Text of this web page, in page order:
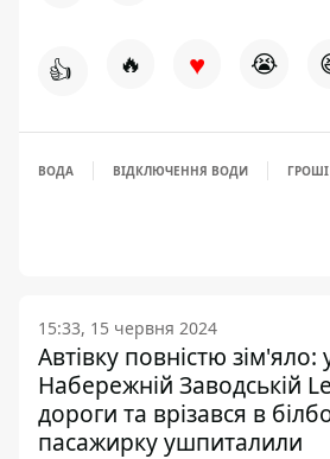
👍 🔥 ♥ 😭
ВОДА ВІДКЛЮЧЕННЯ ВОДИ ГРОШІ
15:33, 15 червня 2024
Автівку повністю зім'яло:
Набережній Заводській
дороги та врізався в
пасажирку ушпиталили